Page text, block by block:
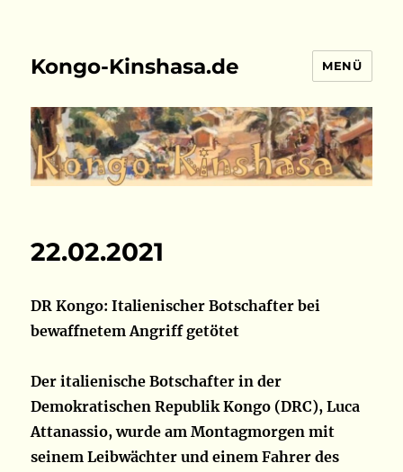
Kongo-Kinshasa.de MENÜ
22.02.2021
DR Kongo: Italienischer Botschafter bei
bewaffnetem Angriff getötet
Der italienische Botschafter in der
Demokratischen Republik Kongo (DRC), Luca
Attanassio, wurde am Montagmorgen mit
seinem Leibwächter und einem Fahrer des